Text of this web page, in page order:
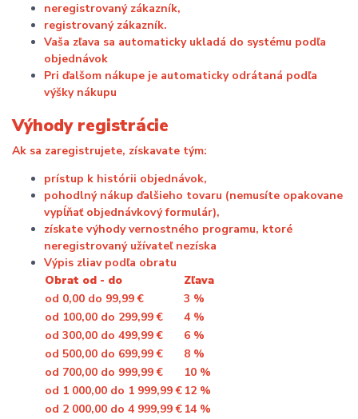
neregistrovaný zákazník,
registrovaný zákazník.
Vaša zľava sa automaticky ukladá do systému podľa
objednávok
Pri ďalšom nákupe je automaticky odrátaná podľa
výšky nákupu
Výhody registrácie
Ak sa zaregistrujete, získavate tým:
prístup k histórii objednávok,
pohodlný nákup ďalšieho tovaru (nemusíte opakovane
vypĺňať objednávkový formulár),
získate výhody vernostného programu, ktoré
neregistrovaný užívateľ nezíska
Výpis zliav podľa obratu
Obrat od - do
Zľava
od 0,00 do 99,99 €
3 %
od 100,00 do 299,99 €
4 %
od 300,00 do 499,99 €
6 %
od 500,00 do 699,99 €
8 %
od 700,00 do 999,99 €
10 %
od 1 000,00 do 1 999,99 € 12 %
od 2 000,00 do 4 999,99 € 14 %